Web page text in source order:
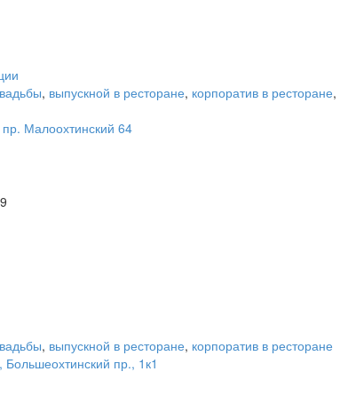
, выпускной в ресторане, корпоратив в ресторане,
Малоохтинский 64
, выпускной в ресторане, корпоратив в ресторане
Большеохтинский пр., 1к1